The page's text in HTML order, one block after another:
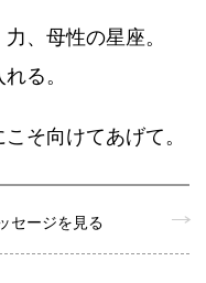
、母性の星座。
る。
そ向けてあげて。
セージを見る